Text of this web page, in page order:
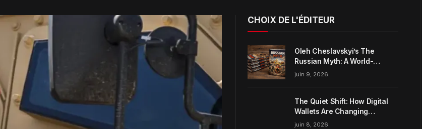
CHOIX DE L'ÉDITEUR
Oleh Cheslavskyi’s The
Russian Myth: A World-
Systems Analysis of
juin 9, 2026
The Quiet Shift: How Digital
Wallets Are Changing
Everyday Money Habits in the
juin 8, 2026